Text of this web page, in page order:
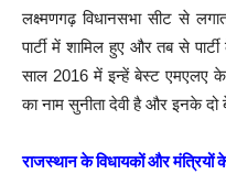
लक्ष्मणगढ़ विधानसभा सीट से
पार्टी में शामिल हुए और तब से
साल 2016 में इन्हें बेस्ट एमएलए के
का नाम सुनीता देवी है और इनके दो
राजस्थान के विधायकों और मंत्रियों